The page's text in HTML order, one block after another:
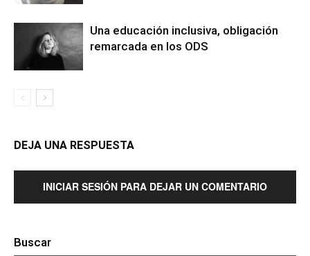
Una educación inclusiva, obligación
remarcada en los ODS
DEJA UNA RESPUESTA
INICIAR SESIÓN PARA DEJAR UN COMENTARIO
Buscar